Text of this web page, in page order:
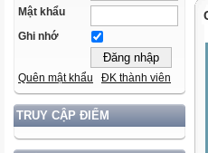
Mật khẩu
Ghi nhớ
Quên mật khẩu ĐK thành viên
TRUY CẬP ĐIỂM